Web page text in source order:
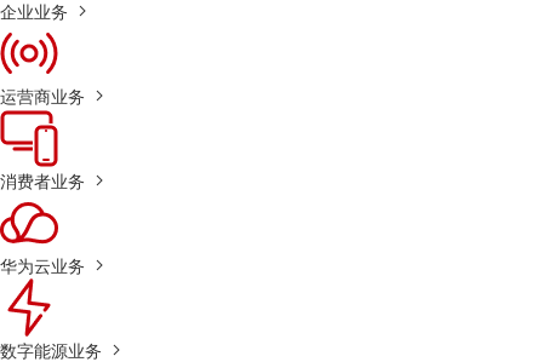
企业业务
运营商业务
消费者业务
华为云业务
数字能源业务